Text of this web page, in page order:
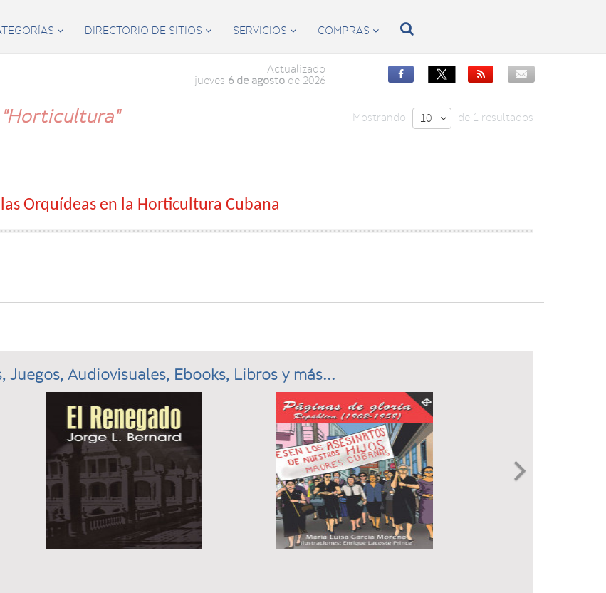
 DIRECTORIO DE SITIOS  SERVICIOS  COMPRAS  
Actualizado
jueves 6 de agostode 2026


"Horticultura" Mostrando 10  de 1 resultados
Orquídeas en la Horticultura Cubana
Juegos, Audiovisuales, Ebooks, Libros y más...
